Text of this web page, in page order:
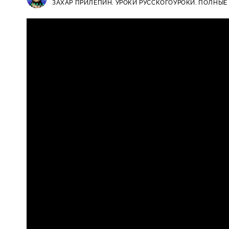
ЗАХАР ПРИЛЕПИН. УРОКИ РУССКОГОУРОКИ.